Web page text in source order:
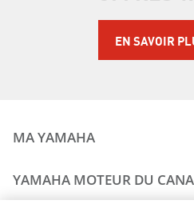
EN SAVOIR
MA YAMAHA
MANUELS
ÉTAT DES RAPPELS DE VOTRE
YAMAHA MOTEUR DU